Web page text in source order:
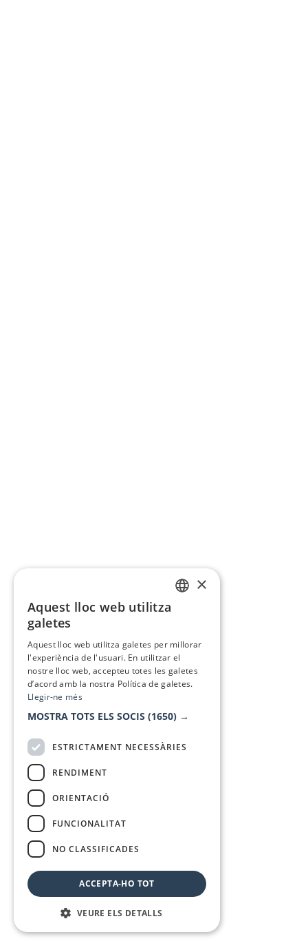
×
Aquest lloc web utilitza
galetes
Aquest lloc web utilitza galetes per millorar
l'experiència de l'usuari. En utilitzar el
nostre lloc web, accepteu totes les galetes
d’acord amb la nostra Política de galetes.
Llegir-ne més
MOSTRA TOTS ELS SOCIS (1650) →
ESTRICTAMENT NECESSÀRIES
RENDIMENT
ORIENTACIÓ
FUNCIONALITAT
NO CLASSIFICADES
ACCEPTA-HO TOT
VEURE ELS DETALLS